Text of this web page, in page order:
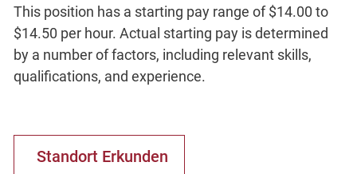
This position has a starting pay range of $14.00 to
$14.50 per hour. Actual starting pay is determined
by a number of factors, including relevant skills,
qualifications, and experience.
Standort Erkunden